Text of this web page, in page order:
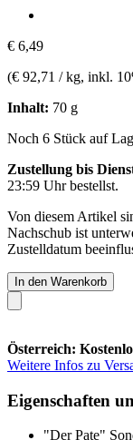
€ 6,49
(€ 92,71 / kg, inkl.
Inhalt: 70 g
Noch 6 Stück auf
Zustellung bis
23:59 Uhrbestellst.
Von diesem Artikel
Nachschub ist
Zustelldatum
In den Warenkorb
Österreich:
Weitere Infos zu
Eigenschaften
"Der Pate"